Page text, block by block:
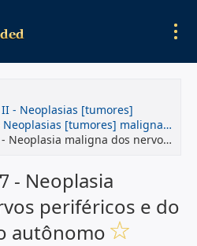
- Neoplasias [tumores]
Neoplasias [tumores] malignas(os)
- Neoplasia maligna dos nervos periféricos e do sistema nervoso autônomo
- Neoplasia
periféricos e do
autônomo